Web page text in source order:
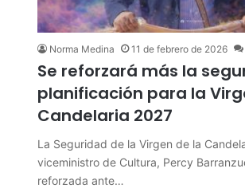
Norma Medina 11 de febrero de 2026
Se reforzará más la
planificación para la
Candelaria 2027
La Seguridad de la Virgen de la
viceministro de Cultura, Percy
reforzada ante…